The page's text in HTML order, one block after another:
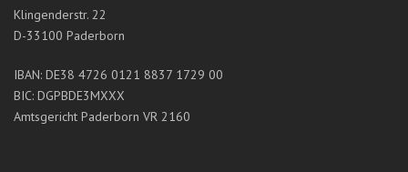
Klingenderstr. 22
D-33100 Paderborn
IBAN: DE38 4726 0121 8837 1729 00
BIC: DGPBDE3MXXX
Amtsgericht Paderborn VR 2160